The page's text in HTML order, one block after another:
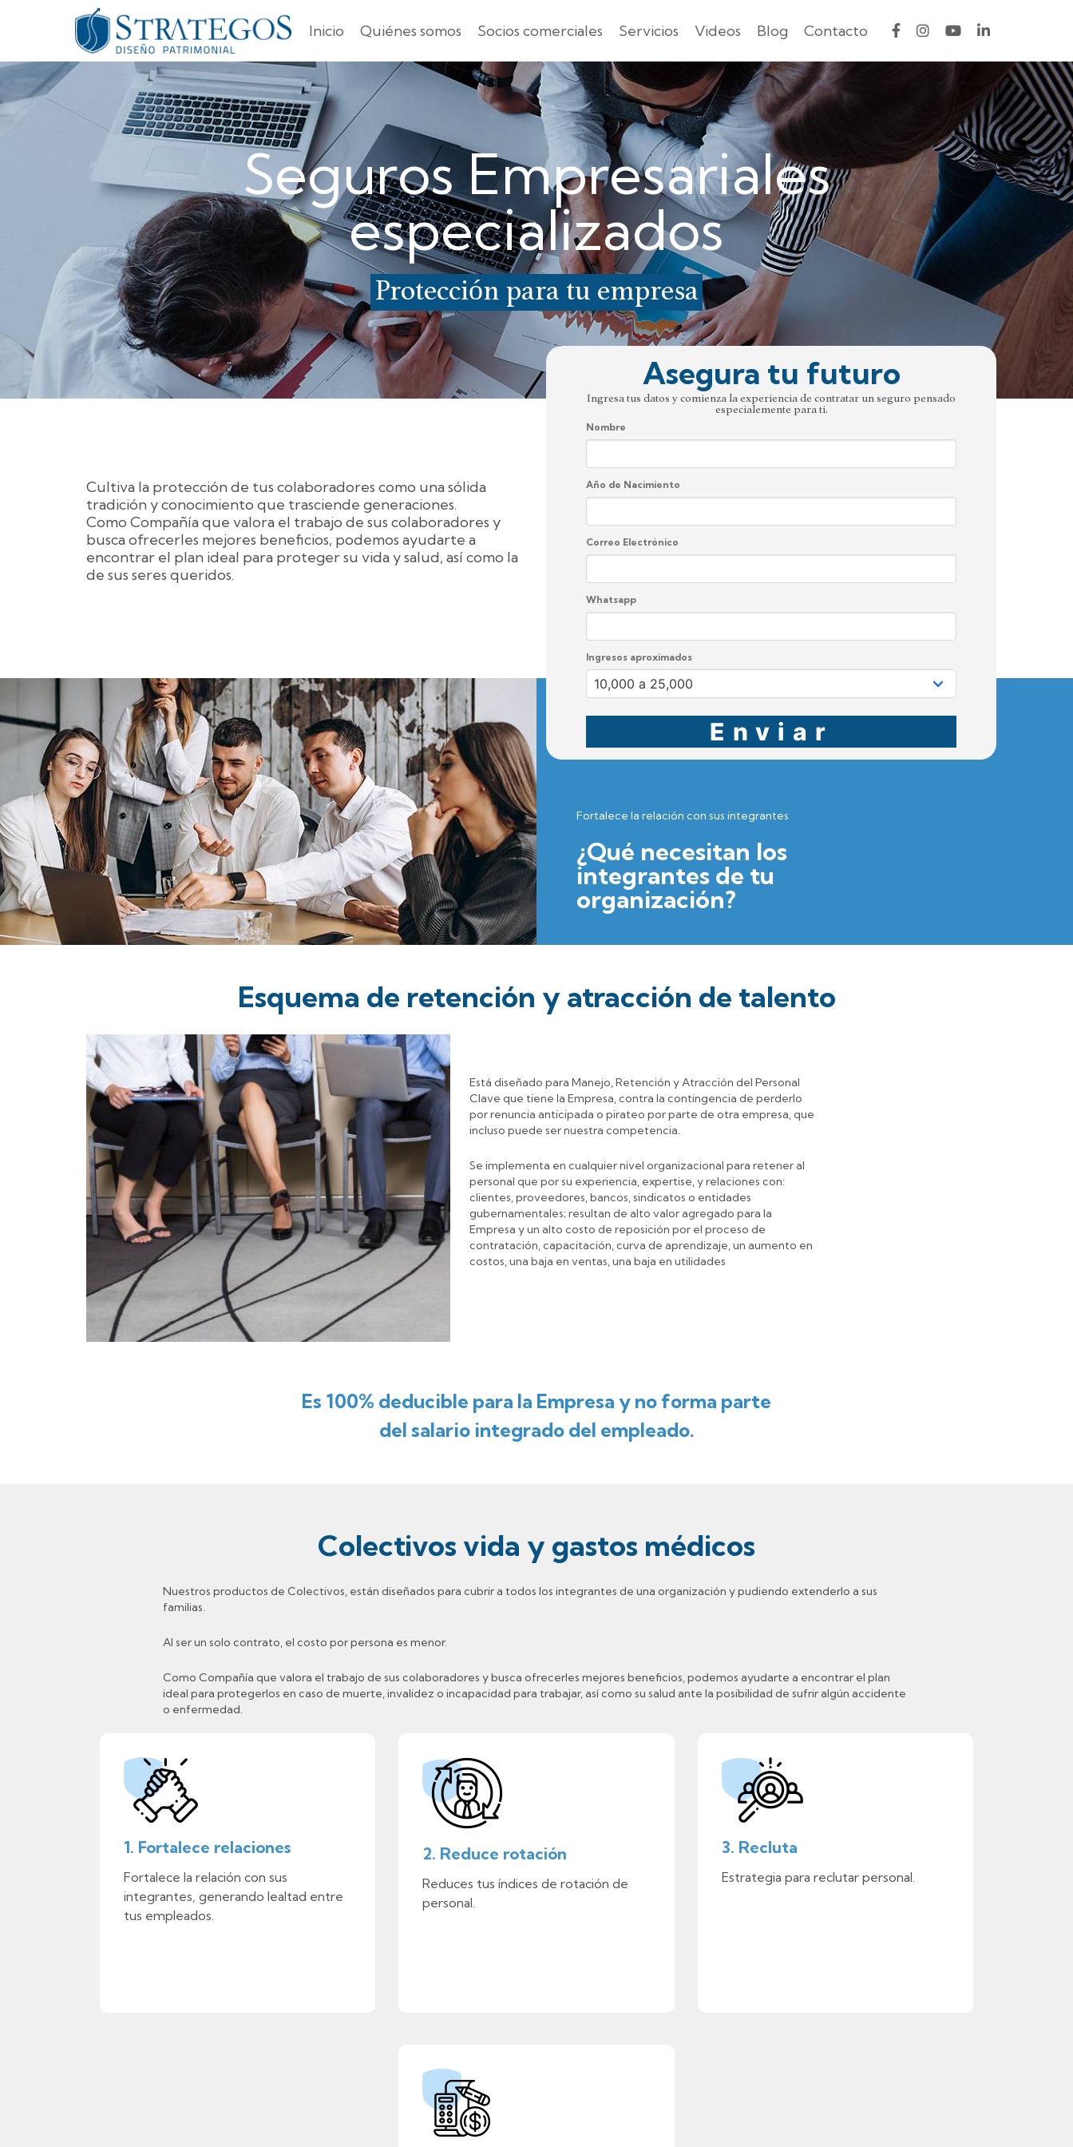
Inicio Quiénes somos Socios comerciales Servicios Videos Blog Contacto
Seguros Empresariales
especializados
Protección para tu empresa
Cultiva la protección de tus colaboradores como una sólida
tradición y conocimiento que trasciende generaciones.
Como Compañía que valora el trabajo de sus colaboradores y
busca ofrecerles mejores beneficios, podemos ayudarte a
encontrar el plan ideal para proteger su vida y salud, así como la
de sus seres queridos.
Asegura tu futuro
Ingresa tus datos y comienza la experiencia de contratar un seguro pensado
especialemente para ti.
Nombre
Año de Nacimiento
Correo Electrónico
Whatsapp
Ingresos aproximados
Enviar
Fortalece la relación con sus integrantes
¿Qué necesitan los
integrantes de tu
organización?
Esquema de retención y atracción de talento
Está diseñado para Manejo, Retención y Atracción del Personal
Clave que tiene la Empresa, contra la contingencia de perderlo
por renuncia anticipada o pirateo por parte de otra empresa, que
incluso puede ser nuestra competencia.
Se implementa en cualquier nivel organizacional para retener al
personal que por su experiencia, expertise, y relaciones con:
clientes, proveedores, bancos, sindicatos o entidades
gubernamentales; resultan de alto valor agregado para la
Empresa y un alto costo de reposición por el proceso de
contratación, capacitación, curva de aprendizaje, un aumento en
costos, una baja en ventas, una baja en utilidades
Es 100% deducible para la Empresa y no forma parte
del salario integrado del empleado.
Colectivos vida y gastos médicos
Nuestros productos de Colectivos, están diseñados para cubrir a todos los integrantes de una organización y pudiendo extenderlo a sus
familias.
Al ser un solo contrato, el costo por persona es menor.
Como Compañía que valora el trabajo de sus colaboradores y busca ofrecerles mejores beneficios, podemos ayudarte a encontrar el plan
ideal para protegerlos en caso de muerte, invalidez o incapacidad para trabajar, así como su salud ante la posibilidad de sufrir algún accidente
o enfermedad.
1. Fortalece relaciones
Fortalece la relación con sus
integrantes, generando lealtad entre
tus empleados.
2. Reduce rotación
Reduces tus índices de rotación de
personal.
3. Recluta
Estrategia para reclutar personal.